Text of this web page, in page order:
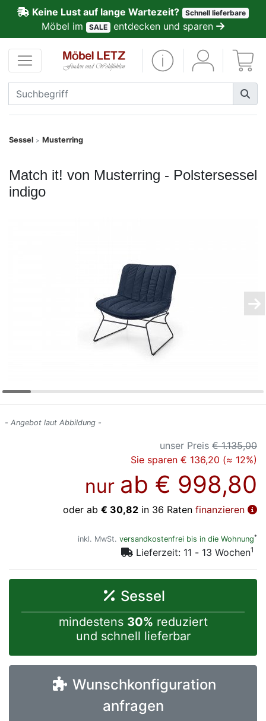
Keine Lust auf lange Wartezeit? Schnell lieferbare
Möbel im SALE entdecken und sparen
Sessel > Musterring
Match it! von Musterring - Polstersessel
indigo
- Angebot laut Abbildung -
unser Preis € 1.135,00
Sie sparen € 136,20 (≈ 12%)
nur ab € 998,80
oder ab € 30,82 in 36 Raten finanzieren
inkl. MwSt. versandkostenfrei bis in die Wohnung*
Lieferzeit: 11 - 13 Wochen1
Sessel
mindestens 30% reduziert
und schnell lieferbar
Wunschkonfiguration
anfragen
Kundenmeinungen
Anmelden
PREMIUM
Schnell
SALE
Deals